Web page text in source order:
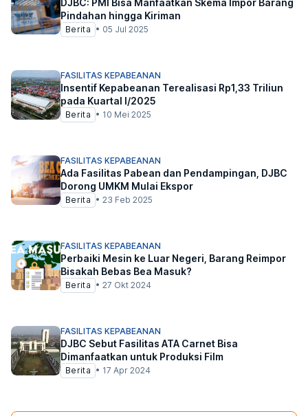
DJBC: PMI Bisa Manfaatkan Skema Impor Barang
Pindahan hingga Kiriman
Berita • 05 Jul 2025
FASILITAS KEPABEANAN
Insentif Kepabeanan Terealisasi Rp1,33 Triliun
pada Kuartal I/2025
Berita • 10 Mei 2025
FASILITAS KEPABEANAN
Ada Fasilitas Pabean dan Pendampingan, DJBC
Dorong UMKM Mulai Ekspor
Berita • 23 Feb 2025
FASILITAS KEPABEANAN
Perbaiki Mesin ke Luar Negeri, Barang Reimpor
Bisakah Bebas Bea Masuk?
Berita • 27 Okt 2024
FASILITAS KEPABEANAN
DJBC Sebut Fasilitas ATA Carnet Bisa
Dimanfaatkan untuk Produksi Film
Berita • 17 Apr 2024